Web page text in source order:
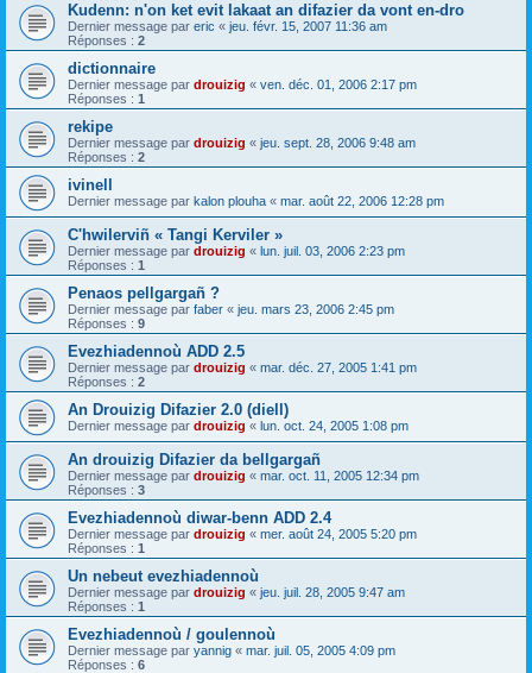
Kudenn: n'on ket evit lakaat an difazier da vont en-dro
Dernier message par eric « jeu. févr. 15, 2007 11:36 am
Réponses : 2
dictionnaire
Dernier message par drouizig « ven. déc. 01, 2006 2:17 pm
Réponses : 1
rekipe
Dernier message par drouizig « jeu. sept. 28, 2006 9:48 am
Réponses : 2
ivinell
Dernier message par kalon plouha « mar. août 22, 2006 12:28 pm
C'hwilerviñ « Tangi Kerviler »
Dernier message par drouizig « lun. juil. 03, 2006 2:23 pm
Réponses : 1
Penaos pellgargañ ?
Dernier message par faber « jeu. mars 23, 2006 2:45 pm
Réponses : 9
Evezhiadennoù ADD 2.5
Dernier message par drouizig « mar. déc. 27, 2005 1:41 pm
Réponses : 2
An Drouizig Difazier 2.0 (diell)
Dernier message par drouizig « lun. oct. 24, 2005 1:08 pm
An drouizig Difazier da bellgargañ
Dernier message par drouizig « mar. oct. 11, 2005 12:34 pm
Réponses : 3
Evezhiadennoù diwar-benn ADD 2.4
Dernier message par drouizig « mer. août 24, 2005 5:20 pm
Réponses : 1
Un nebeut evezhiadennoù
Dernier message par drouizig « jeu. juil. 28, 2005 9:47 am
Réponses : 1
Evezhiadennoù / goulennoù
Dernier message par yannig « mar. juil. 05, 2005 4:09 pm
Réponses : 6